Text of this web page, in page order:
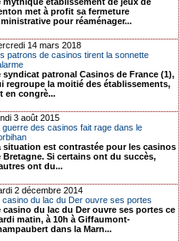
met à profit sa fermeture
pour réaménager...
14 mars 2018
patrons de casinos tirent la sonnette
syndicat patronal Casinos de France (1),
regroupe la moitié des établissements,
en congrè...
3 août 2015
guerre des casinos fait rage dans le
situation est contrastée pour les casinos
Bretagne. Si certains ont du succès,
ont du...
2 décembre 2014
casino du lac du Der ouvre ses portes
casino du lac du Der ouvre ses portes ce
matin, à 10h à Giffaumont-
dans la Marn...